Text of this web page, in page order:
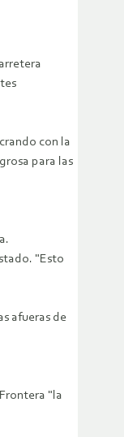
con la
para las
"Esto
afueras de
"la